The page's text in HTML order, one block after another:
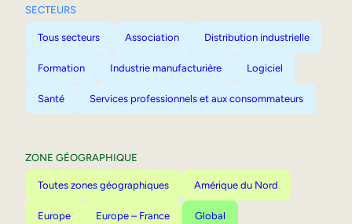
SECTEURS
Tous secteurs Association Distribution industrielle
Formation Industrie manufacturière Logiciel
Santé Services professionnels et aux consommateurs
ZONE GÉOGRAPHIQUE
Toutes zones géographiques Amérique du Nord
Europe Europe – France Global